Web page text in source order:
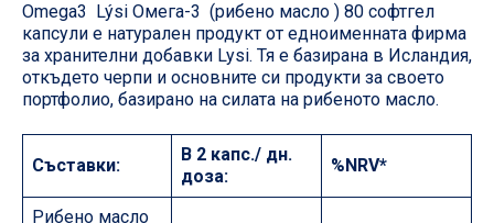
Omega3 Lýsi Омега-3 (рибено масло ) 80 софтгел
капсули е натурален продукт от едноименната фирма
за хранителни добавки Lysi. Тя е базирана в Исландия,
откъдето черпи и основните си продукти за своето
портфолио, базирано на силата на рибеното масло.
Съставки:
В 2 капс./ дн.
доза:
%NRV*
Рибено масло